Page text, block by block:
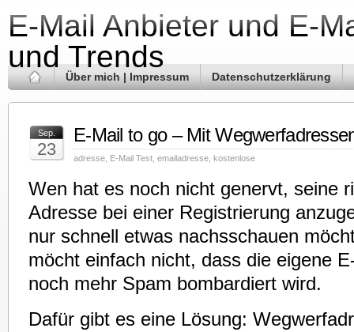
E-Mail Anbieter und E-
und Trends
Über mich | Impressum Datenschutzerklärung
Sep.
23
E-Mail to go – Mit
adresse E-Mail Test emailadresse kostenlose
Wen hat es noch nicht genervt, seine
Adresse bei einer Registrierung
nur schnell etwas nachsschauen
möcht einfach nicht, dass die eigene
noch mehr Spam bombardiert wird.
Dafür gibt es eine Lösung: